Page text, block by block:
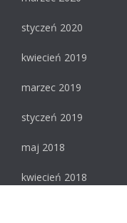
styczeń 2020
kwiecień 2019
marzec 2019
styczeń 2019
maj 2018
kwiecień 2018